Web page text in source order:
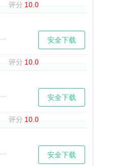
评分 10.0
安全下载
评分 10.0
安全下载
评分 10.0
安全下载